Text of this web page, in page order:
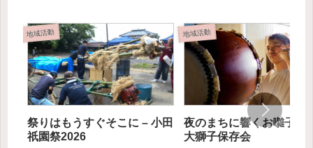
地域活動
祭りはもうすぐそこに – 小田
祇園祭2026
地域活動
夜のまちに響くお囃子 –
大獅子保存会